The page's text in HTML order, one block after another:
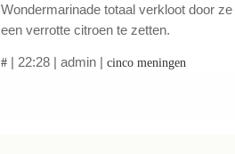
Wondermarinade totaal verkloot door
een verrotte citroen te zetten.
# | 22:28 | admin | cinco meningen